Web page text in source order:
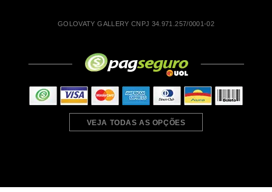
GOLOVATY GALLERY CNPJ 34.971.257/0001-02
VEJA TODAS AS OPÇÕES